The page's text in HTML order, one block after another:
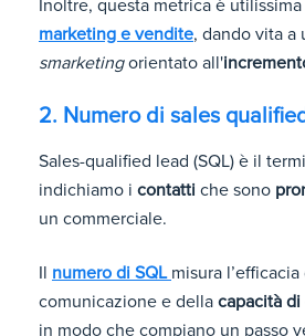
Inoltre, questa metrica è
marketing e vendite, dando vita a
smarketingorientato all'
2. Numero di sales
Sales-qualified lead (SQL) è il
indichiamo i contatti che sono
un commerciale.
Il numero di SQL misura
comunicazione e della capacità
in modo che compiano un passo